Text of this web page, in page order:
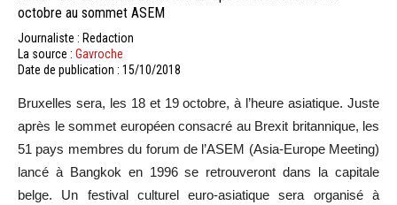
octobre au sommet ASEM
Journaliste : Redaction
La source : Gavroche
Date de publication : 15/10/2018
Bruxelles sera, les 18 et 19 octobre, à l’heure asiatique. Juste
après le sommet européen consacré au Brexit britannique, les
51 pays membres du forum de l’ASEM (Asia-Europe Meeting)
lancé à Bangkok en 1996 se retrouveront dans la capitale
belge. Un festival culturel euro-asiatique sera organisé à